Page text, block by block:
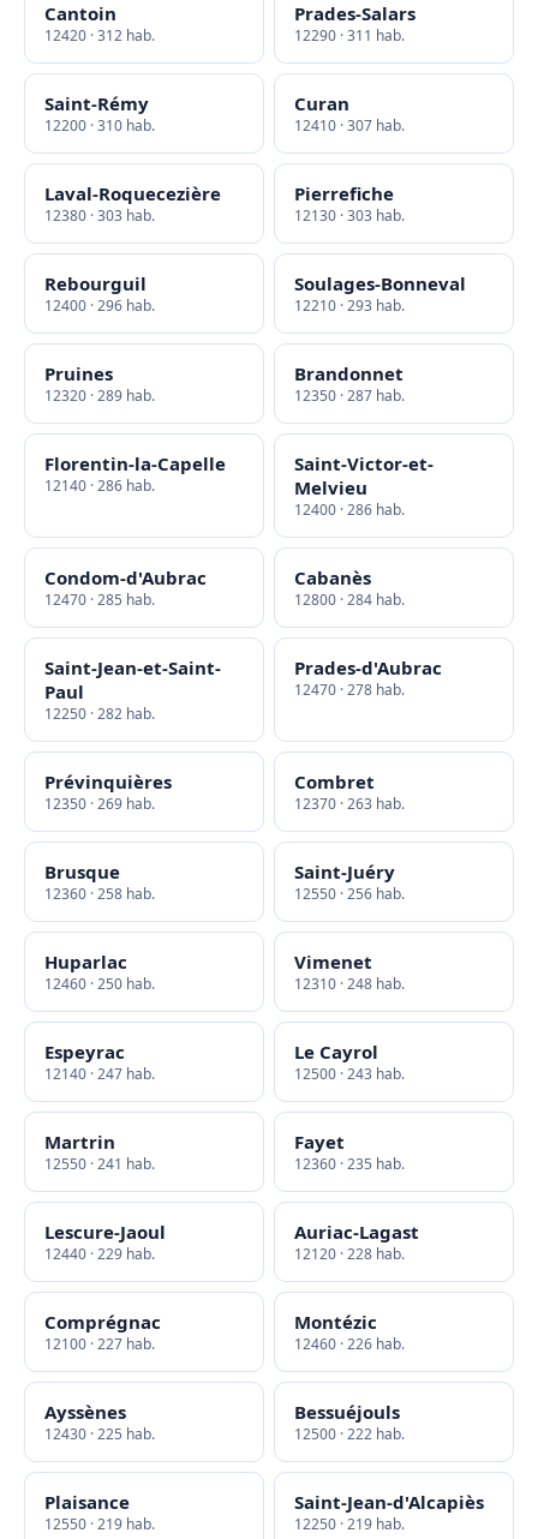
Cantoin
12420 · 312 hab.
Prades-Salars
12290 · 311 hab.
Saint-Rémy
12200 · 310 hab.
Curan
12410 · 307 hab.
Laval-Roquecezière
12380 · 303 hab.
Pierrefiche
12130 · 303 hab.
Rebourguil
12400 · 296 hab.
Soulages-Bonneval
12210 · 293 hab.
Pruines
12320 · 289 hab.
Brandonnet
12350 · 287 hab.
Florentin-la-Capelle
12140 · 286 hab.
Saint-Victor-et-
Melvieu
12400 · 286 hab.
Condom-d'Aubrac
12470 · 285 hab.
Cabanès
12800 · 284 hab.
Saint-Jean-et-Saint-
Paul
12250 · 282 hab.
Prades-d'Aubrac
12470 · 278 hab.
Prévinquières
12350 · 269 hab.
Combret
12370 · 263 hab.
Brusque
12360 · 258 hab.
Saint-Juéry
12550 · 256 hab.
Huparlac
12460 · 250 hab.
Vimenet
12310 · 248 hab.
Espeyrac
12140 · 247 hab.
Le Cayrol
12500 · 243 hab.
Martrin
12550 · 241 hab.
Fayet
12360 · 235 hab.
Lescure-Jaoul
12440 · 229 hab.
Auriac-Lagast
12120 · 228 hab.
Comprégnac
12100 · 227 hab.
Montézic
12460 · 226 hab.
Ayssènes
12430 · 225 hab.
Bessuéjouls
12500 · 222 hab.
Plaisance
12550 · 219 hab.
Saint-Jean-d'Alcapiès
12250 · 219 hab.